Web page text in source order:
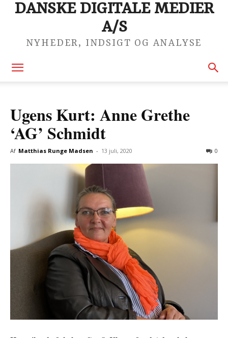
DANSKE DIGITALE MEDIER
A/S
NYHEDER, INDSIGT OG ANALYSE
Ugens Kurt: Anne Grethe
‘AG’ Schmidt
Af Matthias Runge Madsen - 13 juli, 2020 0